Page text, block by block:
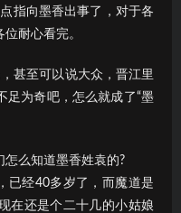
指向墨香出事了，对于各
耐心看完。
甚至可以说大众，晋江里
足为奇吧，怎么就成了“墨
怎么知道墨香姓袁的?
已经40多岁了，而魔道是
在还是个二十几的小姑娘